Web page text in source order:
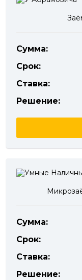
Сумма:
Срок:
Ставка:
Решение:
Сумма:
Срок:
Ставка:
Решение: